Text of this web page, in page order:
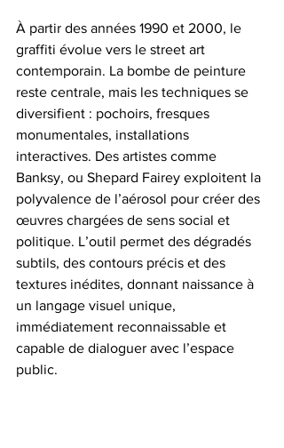
À partir des années 1990 et 2000, le
graffiti évolue vers le street art
contemporain. La bombe de peinture
reste centrale, mais les techniques se
diversifient : pochoirs, fresques
monumentales, installations
interactives. Des artistes comme
Banksy, ou Shepard Fairey exploitent la
polyvalence de l’aérosol pour créer des
œuvres chargées de sens social et
politique. L’outil permet des dégradés
subtils, des contours précis et des
textures inédites, donnant naissance à
un langage visuel unique,
immédiatement reconnaissable et
capable de dialoguer avec l’espace
public.